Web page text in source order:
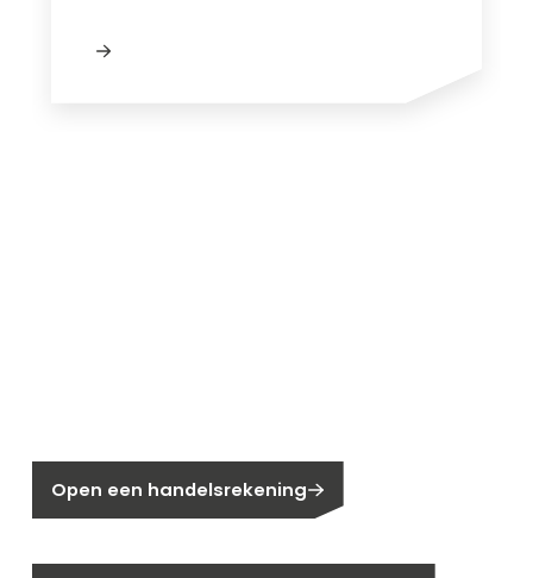
Open een handelsrekening